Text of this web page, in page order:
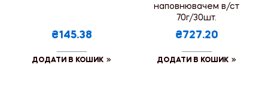
₴145.38
ДОДАТИ В КОШИК
наповнювачем в/ст
70г/30шт.
₴727.20
ДОДАТИ В КОШИК